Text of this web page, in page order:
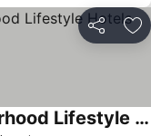
Partager
NLH Mati Seafront - Neighborhood Lifestyle Hotels